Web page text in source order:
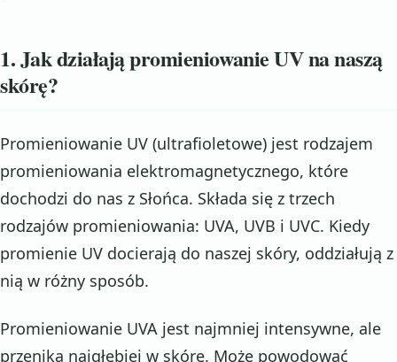
1. Jak działają promieniowanie UV na naszą
skórę?
Promieniowanie UV (ultrafioletowe) jest rodzajem
promieniowania elektromagnetycznego, które
dochodzi do nas z Słońca. Składa się z trzech
rodzajów promieniowania: UVA, UVB i UVC. Kiedy
promienie UV docierają do naszej skóry, oddziałują z
nią w różny sposób.
Promieniowanie UVA jest najmniej intensywne, ale
przenika najgłębiej w skórę. Może powodować